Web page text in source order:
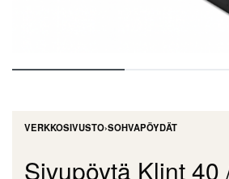
VERKKOSIVUSTO›SOHVAPÖYDÄT
Sivupöytä Klint 40